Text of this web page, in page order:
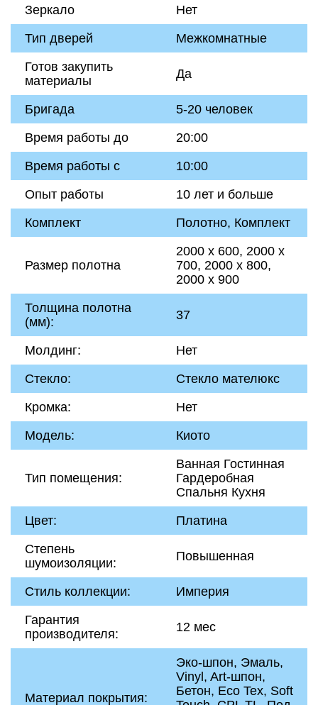
Зеркало
Нет
Тип дверей
Межкомнатные
Готов закупить
материалы
Да
Бригада
5-20 человек
Время работы до
20:00
Время работы с
10:00
Опыт работы
10 лет и больше
Комплект
Полотно, Комплект
Размер полотна
2000 х 600, 2000 х
700, 2000 х 800,
2000 х 900
Толщина полотна
(мм):
37
Молдинг:
Нет
Стекло:
Стекло мателюкс
Кромка:
Нет
Модель:
Киото
Тип помещения:
Ванная Гостинная
Гардеробная
Спальня Кухня
Цвет:
Платина
Степень
шумоизоляции:
Повышенная
Стиль коллекции:
Империя
Гарантия
производителя:
12 мес
Материал покрытия:
Эко-шпон, Эмаль,
Vinyl, Art-шпон,
Бетон, Eco Tex, Soft